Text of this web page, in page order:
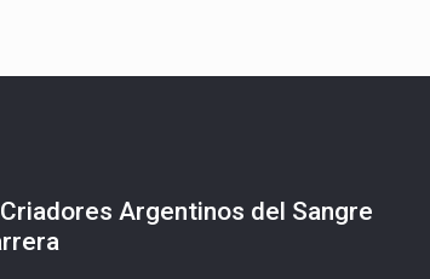
Argentinos del Sangre